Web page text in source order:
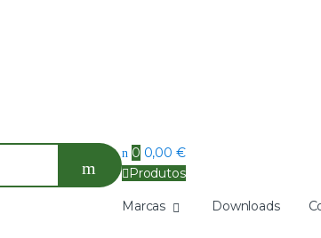
0 0,00 €
Produtos
Marcas Downloads